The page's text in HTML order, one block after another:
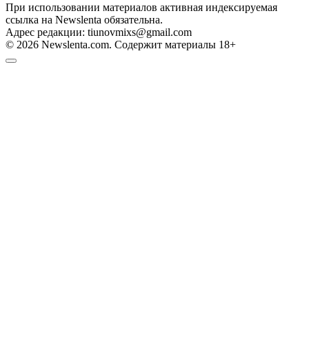
При использовании материалов активная индексируемая
ссылка на Newslenta обязательна.
Адрес редакции: tiunovmixs@gmail.com
© 2026 Newslenta.com. Содержит материалы 18+